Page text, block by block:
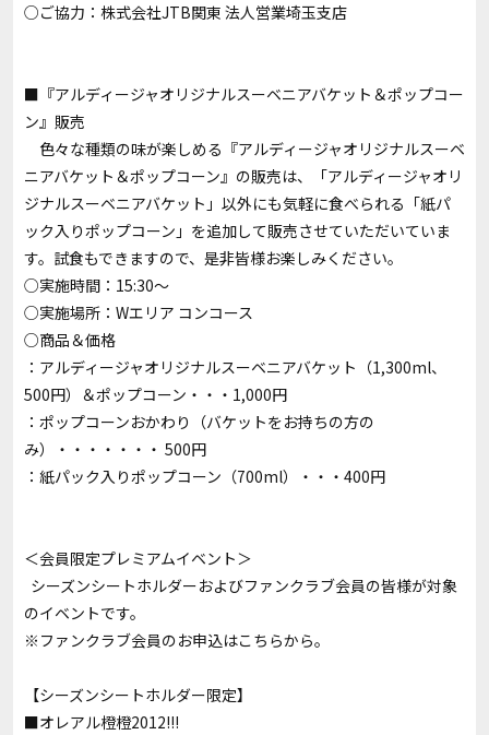
○ご協力：株式会社JTB関東 法人営業埼玉支店
■『アルディージャオリジナルスーベニアバケット＆ポップコー
ン』販売
色々な種類の味が楽しめる『アルディージャオリジナルスーベ
ニアバケット＆ポップコーン』の販売は、「アルディージャオリ
ジナルスーベニアバケット」以外にも気軽に食べられる「紙パ
ック入りポップコーン」を追加して販売させていただいていま
す。試食もできますので、是非皆様お楽しみください。
○実施時間：15:30～
○実施場所：Wエリア コンコース
○商品＆価格
：アルディージャオリジナルスーベニアバケット（1,300ml、
500円）＆ポップコーン・・・1,000円
：ポップコーンおかわり（バケットをお持ちの方の
み）・・・・・・・ 500円
：紙パック入りポップコーン（700ml）・・・400円
＜会員限定プレミアムイベント＞
シーズンシートホルダーおよびファンクラブ会員の皆様が対象
のイベントです。
※ファンクラブ会員のお申込はこちらから。
【シーズンシートホルダー限定】
■オレアル橙橙2012!!!